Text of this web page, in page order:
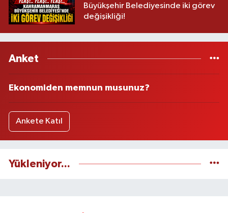
Büyükşehir Belediyesinde iki görev
değişikliği!
Anket
Ekonomiden memnun musunuz?
Ankete Katıl
Yükleniyor...